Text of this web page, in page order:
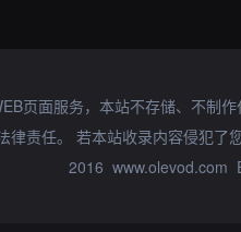
页面服务，本站不存储、不制
律责任。 若本站收录内容侵犯了
2016 www.olevod.com